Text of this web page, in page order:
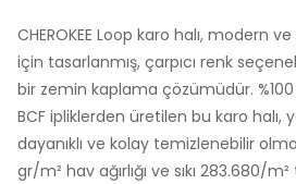
CHEROKEE Loop karo halı, modern
için tasarlanmış, çarpıcı renk
bir zemin kaplama çözümüdür.
BCF ipliklerden üretilen bu karo halı,
dayanıklı ve kolay temizlenebilir
gr/m² hav ağırlığı ve sıkı 283.680/